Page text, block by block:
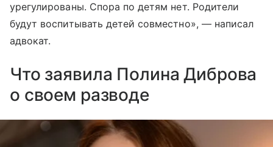
урегулированы. Спора по детям нет. Родители
будут воспитывать детей совместно», — написал
адвокат.
Что заявила Полина Диброва
о своем разводе